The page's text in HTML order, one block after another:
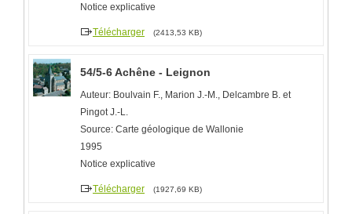
Notice explicative
Télécharger (2413,53 KB)
54/5-6 Achêne - Leignon
Auteur: Boulvain F., Marion J.-M., Delcambre B. et
Pingot J.-L.
Source: Carte géologique de Wallonie
1995
Notice explicative
Télécharger (1927,69 KB)